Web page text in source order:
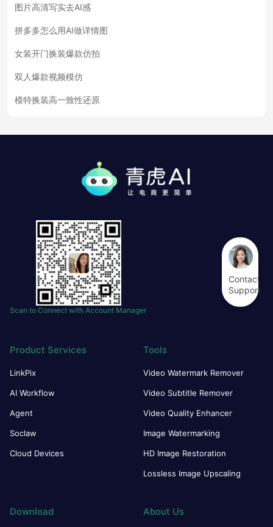
图片高清写实去AI感
拼多多怎么用AI做详情图
女装开门换装爆款仿拍
双人爆款视频模仿
模特换装高一致性还原
Scan to Connect with Account Manager
Product Services
LinkPix
AI Workflow
Agent
Soclaw
Cloud Devices
Tools
Video Watermark Remover
Video Subtitle Remover
Video Quality Enhancer
Image Watermarking
HD Image Restoration
Lossless Image Upscaling
Download About Us
Contact
Support